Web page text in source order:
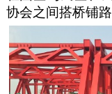
协会之间搭桥铺